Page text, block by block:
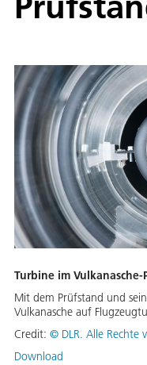
Turbine im Vulkanasche-
Mit dem Prüfstand und
Vulkanasche auf
Credit: © DLR. Alle Rechte
Download